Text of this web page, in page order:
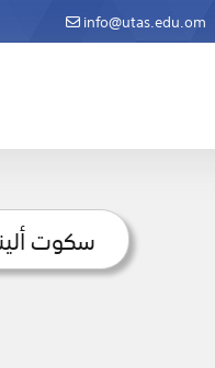
info@utas.edu.om